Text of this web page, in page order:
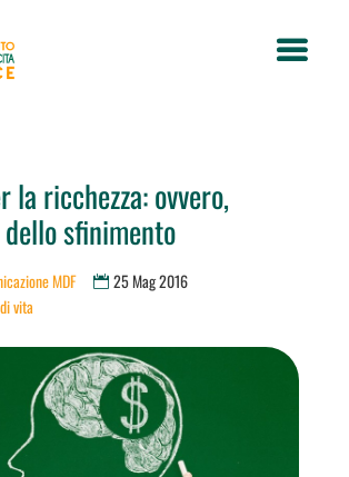
la ricchezza: ovvero,
sfinimento
MDF 25 Mag 2016
vita